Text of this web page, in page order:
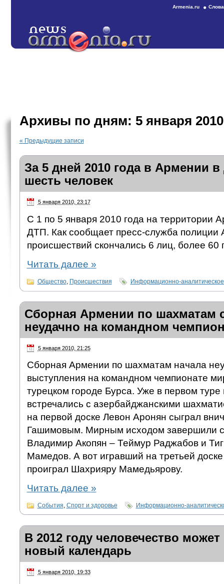
Armenia.ru
Архивы по дням: 5 января 2010
« Предыдущие записи
За 5 дней 2010 года в Армении
шесть человек
5 января 2010, 23:17
С 1 по 5 января 2010 года на территории
ДТП. Как сообщает пресс-служба полиции
происшествий скончались 6 лиц, более 60
Читать далее »
Общество, Происшествия Информационно-аналитическое
Сборная Армении по шахматам
неудачно на командном
5 января 2010, 21:25
Сборная Армении по шахматам начала
выступления на командном чемпионате
турецком городе Бурса. Уже в первом
встречались с азербайджанскими
на первой доске Левон Аронян сыграл
Гашимовым. Мирным исходом завершили
Владимир Акопян – Теймур Раджабов и
Мамедов. А вот игравший на третьей
проиграл Шахрияру Мамедьярову.
Читать далее »
События, Спорт и здоровье Информационно-
В 2012 году человечество
новый календарь
5 января 2010, 19:33